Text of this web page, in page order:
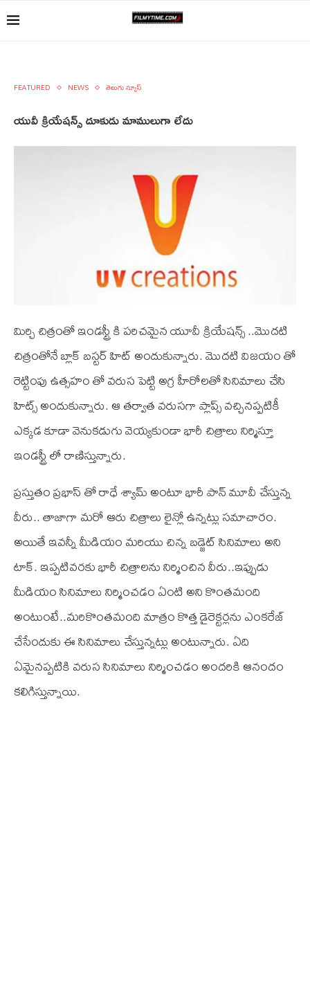
FEATURED NEWS తెలుగు న్యూస్
యువీ క్రియేషన్స్ దూకుడు మాములుగా లేదు
మిర్చి చిత్రంతో ఇండస్ట్రీ కి పరిచమైన యూవీ క్రియేషన్స్ ..మొదటి
చిత్రంతోనే బ్లాక్ బస్టర్ హిట్ అందుకున్నారు. మొదటి విజయం తో
రెట్టింపు ఉత్సహం తో వరుస పెట్టి అగ్ర హీరోలతో సినిమాలు చేసి
హిట్స్ అందుకున్నారు. ఆ తర్వాత వరుసగా ప్లాప్స్ వచ్చినప్పటికీ
ఎక్కడ కూడా వెనుకడుగు వెయ్యకుండా భారీ చిత్రాలు నిర్మిస్తూ
ఇండస్ట్రీ లో రాణిస్తున్నారు.
ప్రస్తుతం ప్రభాస్ తో రాధే శ్యామ్ అంటూ భారీ పాన్ మూవీ చేస్తున్న
వీరు.. తాజాగా మరో ఆరు చిత్రాలు లైన్లో ఉన్నట్లు సమాచారం.
అయితే ఇవన్నీ మీడియం మరియు చిన్న బడ్జెట్ సినిమాలు అని
టాక్. ఇప్పటివరకు భారీ చిత్రాలను నిర్మించిన వీరు..ఇప్పుడు
మీడియం సినిమాలు నిర్మించడం ఏంటి అని కొంతమంది
అంటుంటే..మరికొంతమంది మాత్రం కొత్త డైరెక్టర్లను ఎంకరేజ్
చేసేందుకు ఈ సినిమాలు చేస్తున్నట్లు అంటున్నారు. ఏది
ఏమైనప్పటికి వరుస సినిమాలు నిర్మించడం అందరికి ఆనందం
కలిగిస్తున్నాయి.